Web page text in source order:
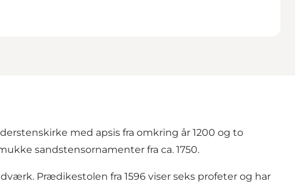
med apsis fra omkring år 1200 og to
sandstensornamenter fra ca. 1750.
Prædikestolen fra 1596 viser seks profeter og har